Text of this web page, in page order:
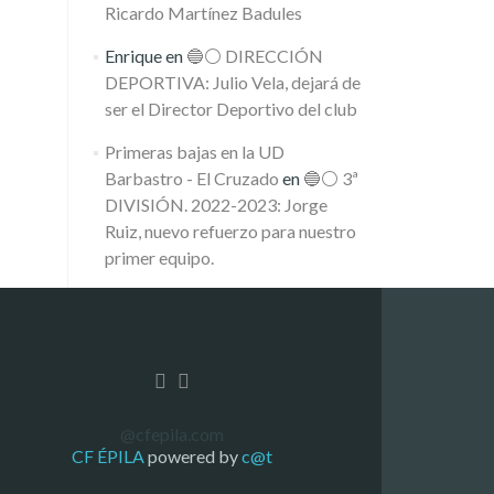
Ricardo Martínez Badules
Enriqueen 🔵⚪️ DIRECCIÓN
DEPORTIVA: Julio Vela, dejará de
ser el Director Deportivo del club
Primeras bajas en la UD
Barbastro - El Cruzado en 🔵⚪️ 3ª
DIVISIÓN. 2022-2023: Jorge
Ruiz, nuevo refuerzo para nuestro
primer equipo.
CF ÉPILApowered byc@t